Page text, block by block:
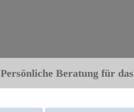
Persönliche Beratung für